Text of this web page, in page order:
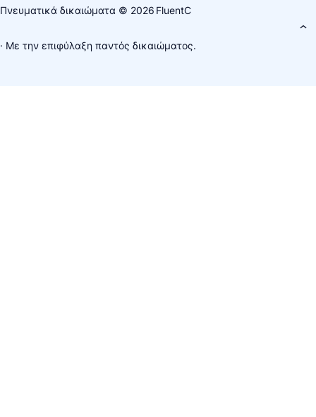
Πνευματικά δικαιώματα © 2026 FluentC
· Με την επιφύλαξη παντός δικαιώματος.